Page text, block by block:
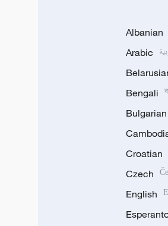
Albanian
Arabic
Bengali
Bulgarian
Croatian
Czech
English